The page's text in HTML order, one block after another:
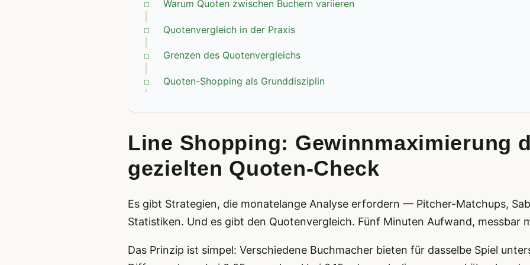
Warum Quoten zwischen Buchern variieren
Quotenvergleich in der Praxis
Grenzen des Quotenvergleichs
Quoten-Shopping als Grunddisziplin
Line Shopping: Gewinnmaximierung
gezielten Quoten-Check
Es gibt Strategien, die monatelange Analyse erfordern — Pitcher-Matchups,
Statistiken. Und es gibt den Quotenvergleich. Fünf Minuten Aufwand, messbar
Das Prinzip ist simpel: Verschiedene Buchmacher bieten für dasselbe Spiel